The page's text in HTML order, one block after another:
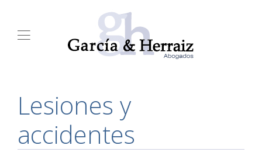
Lesiones y
accidentes